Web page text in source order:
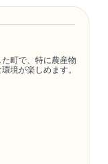
町で、特に農産物
境が楽しめます。